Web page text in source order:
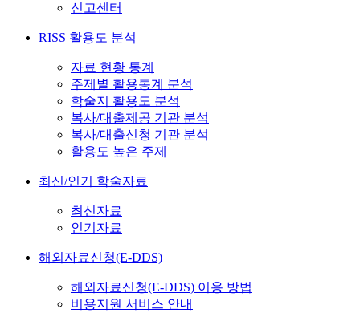
신고센터
RISS 활용도 분석
자료 현황 통계
주제별 활용통계 분석
학술지 활용도 분석
복사/대출제공 기관 분석
복사/대출신청 기관 분석
활용도 높은 주제
최신/인기 학술자료
최신자료
인기자료
해외자료신청(E-DDS)
해외자료신청(E-DDS) 이용 방법
비용지원 서비스 안내